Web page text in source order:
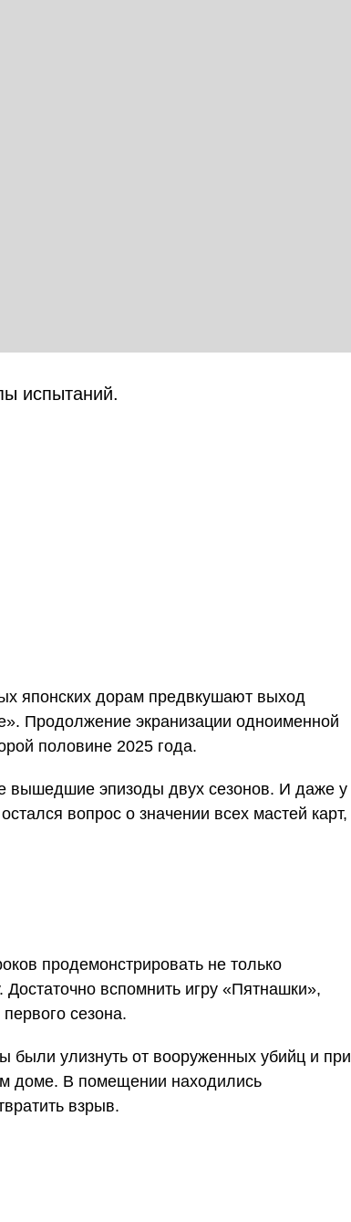
испытаний.
японских дорам предвкушают выход
Продолжение экранизации одноименной
половине 2025 года.
вышедшие эпизоды двух сезонов. И даже у
вопрос о значении всех мастей карт,
продемонстрировать не только
вспомнить игру «Пятнашки»,
сезона.
были улизнуть от вооруженных убийц и при
доме. В помещении находились
взрыв.